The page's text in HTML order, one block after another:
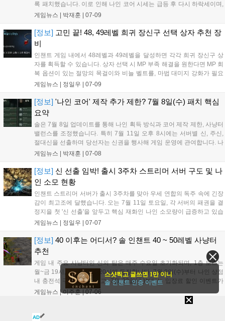
록 패치했습니다. 이로 인해 나인 코어 시세는 급등 후 다시 하락세이며,
신의 탑 이벤트 종료로 재료 가격도 변동을 겪고 있습니다. 영웅 등급 아
추세입니다....
게임뉴스 | 박재훈 07-09
[정보] 고민 끝! 48, 49레벨 희귀 장신구 선택 상자 추천 장
비
인챈트 게임 내에서 48레벨과 49레벨을 달성하면 각각 희귀 장신구 상
자를 획득할 수 있습니다. 상자 선택 시 MP 부족 해결을 원한다면 MP 회
복 옵션이 있는 절망의 목걸이와 비늘 벨트를, 마법 대미지 강화가 필요
하면 사제의 귀걸이와 야수의 벨트를 추천합니다. 명중이 부족한 경우
큼 자신의 캐릭터 상황과 부족한 스탯을 고려하여 전략적으로 장신구를
선택해 효율적인 성장을 도모하시기 바랍니다....
게임뉴스 | 정일우 07-09
[정보] '나인 코어' 제작 추가 제한? 7월 8일(수) 패치 핵심
요약
솔은 7월 8일 업데이트를 통해 나인 획득 방식과 코어 제작 제한, 사냥터
밸런스를 조정했습니다. 특히 7월 11일 오후 8시에는 서버별 신, 주신,
절대신을 선출하며 당선자는 신권을 행사해 게임 운영에 관여합니다. 나
인은 몬스터 처치 시 대미지 비례 확정 획득으로 바뀌었고, 나인 코어는
으며 칼테온 등 일부 필드 보상은 개선되었습니다....
게임뉴스 | 박재훈 07-08
[정보] 신 선출 임박! 출시 3주차 스트리머 서버 구도 및 나
인 소모 현황
인챈트 스트리머 서버가 출시 3주차를 맞아 우세 연합의 독주 속에 긴장
감이 최고조에 달했습니다. 오는 7월 11일 토요일, 각 서버의 패권을 결
정지을 첫 '신 선출'을 앞두고 핵심 재화인 나인 소모량이 급증하고 있습
니다. 현재 칼테온과 린델 서버별로 치열한 자본 대결이 펼쳐지는 가운
많은 이들의 관심이 집중되고 있습니다....
게임뉴스 | 정일우 07-07
[정보] 40 이후는 어디서? 솔 인챈트 40 ~ 50레벨 사냥터
추천
게임 내 주요 사냥터인 신의 탑은 매주 수요일 초기화되며, 1층 보스는
월~금 19시, 2층 보스는 20시에 등장합니다. 7월 8일(수)부터 나인 상점
내 충전석 구매가 제한되고, 7월 22일(수)부터는 입장료 할인 이벤트가
종료되어 비용이 상승합니다. 이 외에도 저주받은 산맥, 야수 고개, 아르
타론 신전, 칼테온 숲 등 각 사냥터의 특징과 스펙에 맞는 효율적인 사냥
게임뉴스 |이주훈|07-06
AD
스샷찍고 글쓰면 1만 이니
솔 인챈트 인증 이벤트